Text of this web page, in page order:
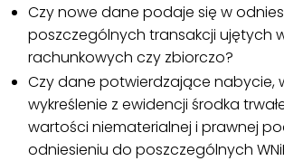
Czy nowe dane podaje się w
poszczególnych transakcji ujętych
rachunkowych czy zbiorczo?
Czy dane potwierdzające nabycie,
wykreślenie z ewidencji środka
wartości niematerialnej i prawnej
odniesieniu do poszczególnych